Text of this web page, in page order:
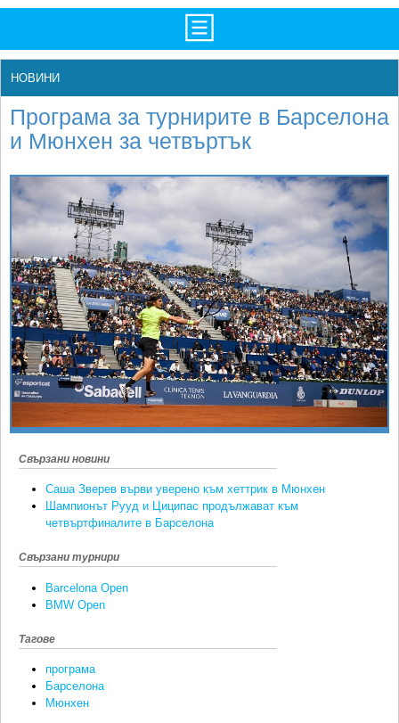
НОВИНИ
БГ
LIVE SCORES
ТУРНИРИ
SOFIA OPEN
КЛУБОВЕ
БЛОГ
ВИДЕО
ЖЪЛТО
Фотогалерии
Рекорди/Статистика
Любопитно
Истории
Ретро
Спорт&Фитнес
Други
Любители
НОВИНИ
Програма за турнирите в Барселона
и Мюнхен за четвъртък
Свързани новини
Саша Зверев върви уверено към хеттрик в Мюнхен
Шампионът Рууд и Циципас продължават към
четвъртфиналите в Барселона
Свързани турнири
Barcelona Open
BMW Open
Тагове
програма
Барселона
Мюнхен